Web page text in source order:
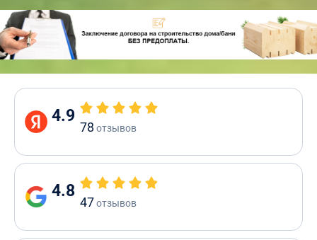
4.9
78 отзывов
4.8
47отзывов